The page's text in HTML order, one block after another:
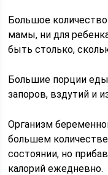
Большое
мамы, ни для
быть столько,
Большие порции
запоров, вздутий и
Организм
большем
состоянии, но
калорий ежедневно.